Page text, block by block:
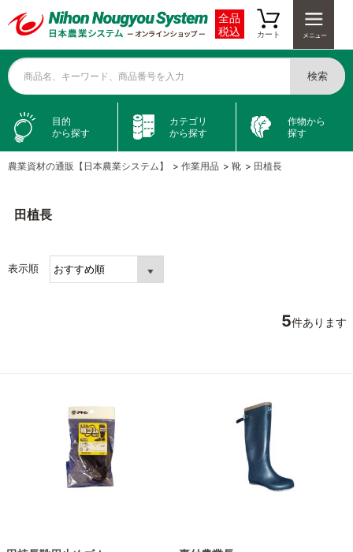
全品
税込
カート
商品名、キーワード、商品番号を入力 検索
目的
から探す
カテゴリ
から探す
作物から
探す
農業資材の通販【日本農業システム】 > 作業用品 > 靴 > 田植長
田植長
表示順
5件あります